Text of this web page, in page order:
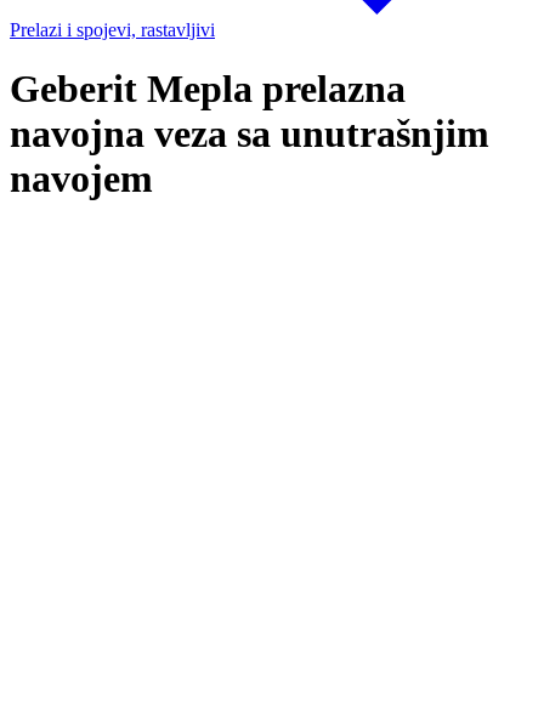
Prelazi i spojevi, rastavljivi
Geberit Mepla prelazna
navojna veza sa unutrašnjim
navojem